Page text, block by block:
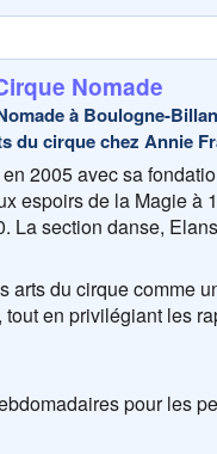
Nomade
à Boulogne-
du cirque chez Annie
2005 avec sa
espoirs de la Magie à
La section danse,
arts du cirque comme
en privilégiant les
pour les